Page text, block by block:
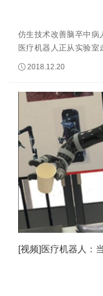
仿生技术改善脑卒中
医疗机器人正从实验
器人研究院2018年国
2018.12.20
[视频]医疗机器人：